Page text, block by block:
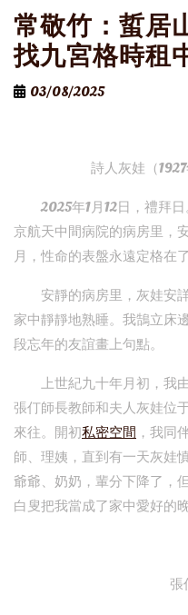
常敬竹：蜇居
找九宮格時租
03/08/2025
詩人灰娃（
2025年1月12日，禮拜
京航天中間病院的病房里，
月，性命的表盤永遠定格在了
安靜的病房里，灰娃安
家中靜靜地熟睡。我鵠立床
段忘年的友誼畫上句點。
上世紀九十年月初，我
張仃師長教師和夫人灰娃位
來往。開初私密空間 ，我同
師、理姨，直到有一天灰娃
爺爺、奶奶，輩分下降了，
白叟把我當成了家中愛好的晚
張